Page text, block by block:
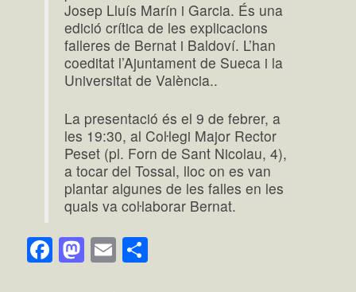
Josep Lluís Marín i Garcia. És una
edició crítica de les explicacions
falleres de Bernat i Baldoví. L’han
coeditat l’Ajuntament de Sueca i la
Universitat de València..
La presentació és el 9 de febrer, a
les 19:30, al Coŀlegi Major Rector
Peset (pl. Forn de Sant Nicolau, 4),
a tocar del Tossal, lloc on es van
plantar algunes de les falles en les
quals va coŀlaborar Bernat.
Facebook
Mastodon
Email